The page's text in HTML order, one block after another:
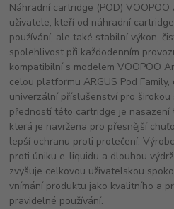
Náhradní cartridge (POD)
uživatele, kteří od náhradní
používání, ale také stabilní výkon,
spolehlivost při každodenním
kompatibilní s modelem VOOPOO
celou platformu ARGUS Pod
univerzální příslušenství pro
předností této cartridge je nasazení
která je navržena pro přesnější
lepší ochranu proti protečení.
proti úniku e-liquidu a dlouhou
zvyšuje celkovou uživatelskou
vnímání produktu jako kvalitního a
pravidelné používání.